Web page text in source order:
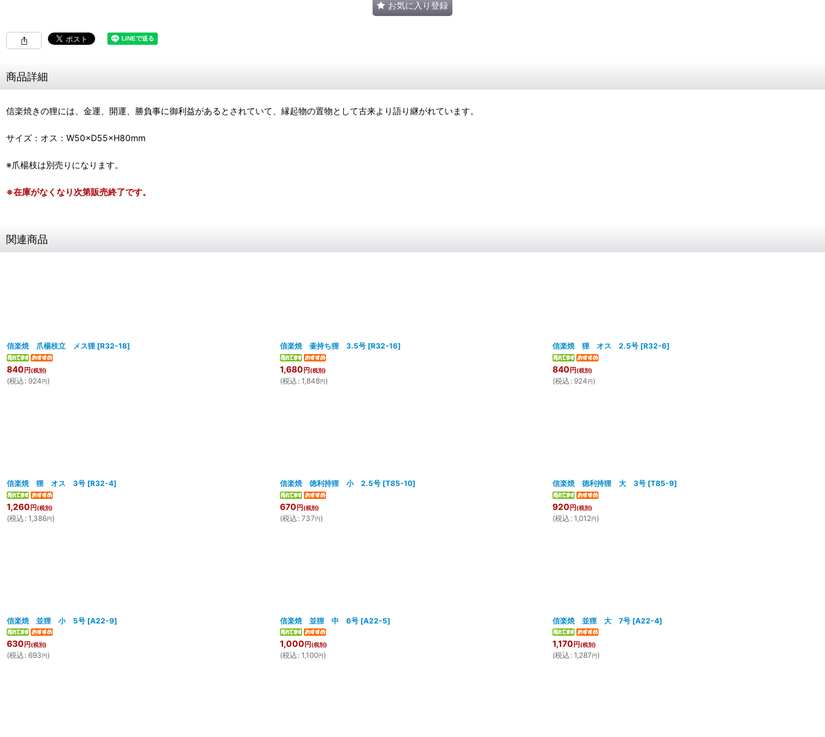
お気に入り登録
商品詳細
信楽焼きの狸には、金運、開運、勝負事に御利益があるとされていて、縁起物の置物として古来より語り継がれています。
サイズ：オス：W50×D55×H80mm
※爪楊枝は別売りになります。
※在庫がなくなり次第販売終了です。
関連商品
信楽焼 爪楊枝立 メス狸 [R32-18]
840 円(税別)
(税込 : 924円)
信楽焼 壷持ち狸 3.5号 [R32-16]
1,680 円(税別)
(税込 : 1,848円)
信楽焼 狸 オス 2.5号 [R32-6]
840 円(税別)
(税込 : 924円)
信楽焼 狸 オス 3号 [R32-4]
1,260 円(税別)
(税込 : 1,386円)
信楽焼 徳利持狸 小 2.5号 [T85-10]
670 円(税別)
(税込 : 737円)
信楽焼 徳利持狸 大 3号 [T85-9]
920 円(税別)
(税込 : 1,012円)
信楽焼 並狸 小 5号 [A22-9]
630 円(税別)
(税込 : 693円)
信楽焼 並狸 中 6号 [A22-5]
1,000 円(税別)
(税込 : 1,100円)
信楽焼 並狸 大 7号 [A22-4]
1,170 円(税別)
(税込 : 1,287円)